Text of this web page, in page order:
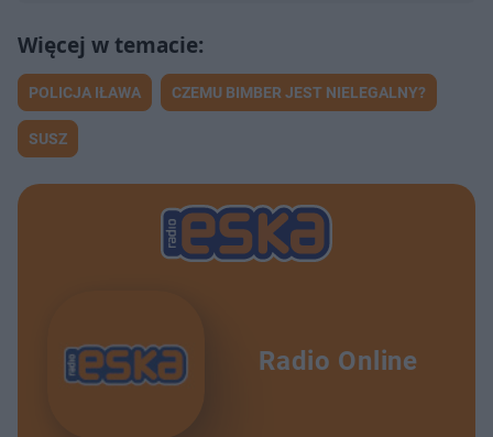
POLICJA IŁAWA CZEMU BIMBER JEST NIELEGALNY?
SUSZ
Radio Online